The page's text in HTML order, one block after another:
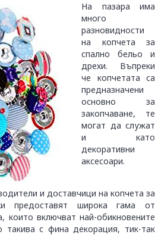
На пазара има
много
разновидности
на копчета за
спално бельо и
дрехи. Въпреки
че копчетата са
предназначени
основно за
закопчаване, те
могат да служат
и като
декоративни
аксесоари.
и доставчици на копчета за
предоставят широка гама от
които включват най-обикновените
с фина декорация, тик-так